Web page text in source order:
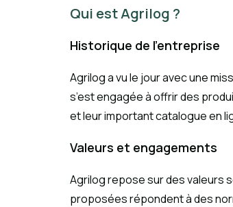
Qui est Agrilog ?
Historique de l’entreprise
Agrilog a vu le jour avec une
s’est engagée à offrir des
et leur important catalogue en
Valeurs et engagements
Agrilog repose sur des valeurs
proposées répondent à des